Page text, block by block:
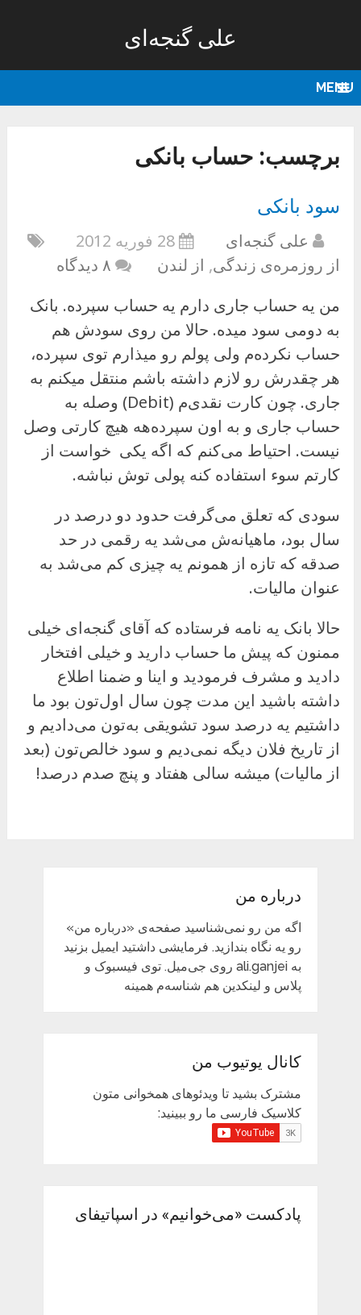
علی گنجه‌ای
MENU
برچسب:حساب بانکی
سود بانکی
علی گنجه‌ای
28 فوریه 2012
از روزمره‌ی زندگی, از لندن
۸ دیدگاه
من یه حساب جاری دارم یه حساب سپرده. بانک
به دومی سود میده. حالا من روی سودش هم
حساب نکرده‌م ولی پولم رو میذارم توی سپرده،
هر چقدرش رو لازم داشته باشم منتقل میکنم به
جاری. چون کارت نقدی‌م (Debit) وصله به
حساب جاری و به اون سپرده‌هه هیچ کارتی وصل
نیست. احتیاط می‌کنم که اگه یکی خواست از
کارتم سوء استفاده کنه پولی توش نباشه.
سودی که تعلق می‌گرفت حدود دو درصد در
سال بود، ماهیانه‌ش می‌شد یه رقمی در حد
صدقه که تازه از همونم یه چیزی کم می‌شد به
عنوان مالیات.
حالا بانک یه نامه فرستاده که آقای گنجه‌ای خیلی
ممنون که پیش ما حساب دارید و خیلی افتخار
دادید و مشرف فرمودید و اینا و ضمنا اطلاع
داشته باشید این مدت چون سال اول‌تون بود ما
داشتیم یه درصد سود تشویقی به‌تون می‌دادیم و
از تاریخ فلان دیگه نمی‌دیم و سود خالص‌تون (بعد
از مالیات) میشه سالی هفتاد و پنچ صدم درصد!
درباره من
اگه من رو نمی‌شناسید صفحه‌ی «درباره من»
رو یه نگاه بندازید. فرمایشی داشتید ایمیل بزنید
به ali.ganjei روی جی‌میل. توی فیسبوک و
پلاس و لینکدین هم شناسه‌م همینه
کانال یوتیوب من
مشترک بشید تا ویدئوهای همخوانی متون
کلاسیک فارسی ما رو ببینید:
پادکست «می‌خوانیم» در اسپاتیفای